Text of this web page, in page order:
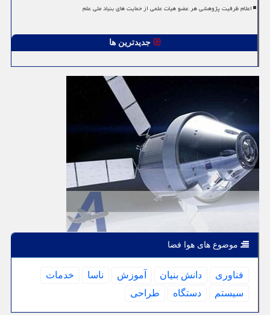
اعلام ظرفیت پژوهشی هر عضو هیات علمی از حمایت های بنیاد ملی علم
جدیدترین ها
موضوع های هوا فضا
فناوری دانش بنیان آموزش ناسا
خدمات
سیستم
دستگاه طراحی